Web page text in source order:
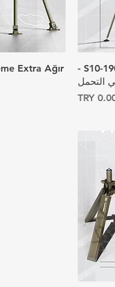
حامل ثلاثي القوائم S10-1900K -
التحمل
Extra Ağır